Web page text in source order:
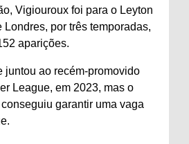
Vigiouroux foi para o Leyton
Londres, por três temporadas,
aparições.
juntou ao recém-promovido
League, em 2023, mas o
garantir uma vaga